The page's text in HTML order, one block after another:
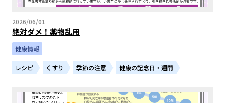
2026/06/01
絶対ダメ！薬物乱用
健康情報
レシピ くすり 季節の注意 健康の記念日・週間